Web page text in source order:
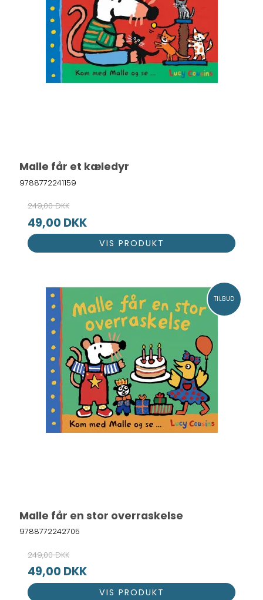
Malle får et kæledyr
9788772241159
249,00 DKK
49,00 DKK
VIS PRODUKT
TILBUD
Malle får en stor overraskelse
9788772242705
249,00 DKK
49,00 DKK
VIS PRODUKT